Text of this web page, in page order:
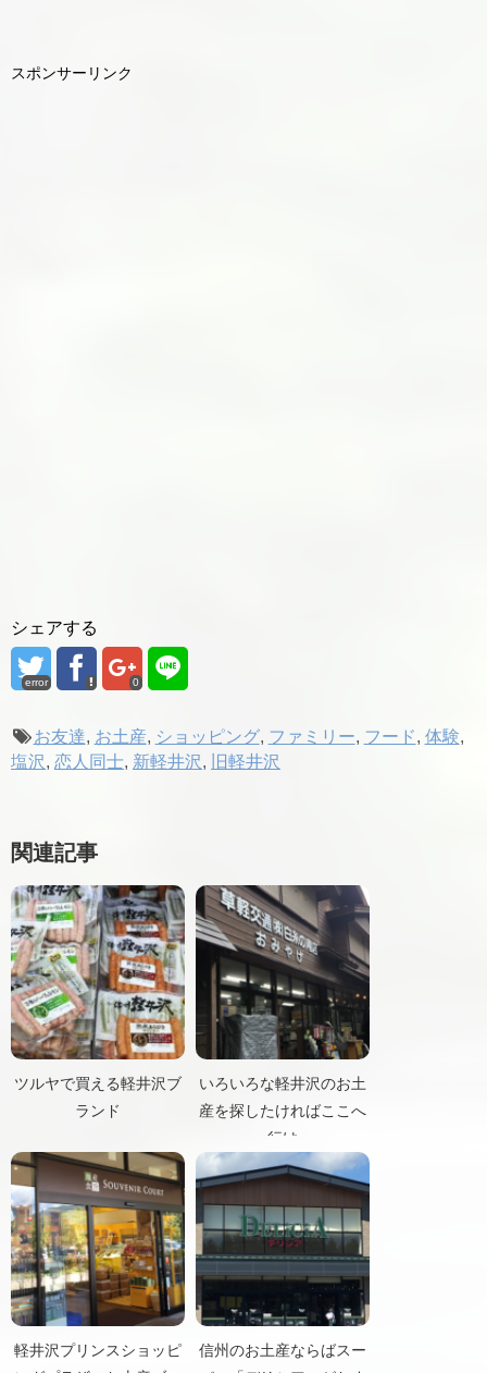
スポンサーリンク
シェアする
error 0
お友達, お土産, ショッピング, ファミリー, フード, 体験,
塩沢, 恋人同士, 新軽井沢, 旧軽井沢
関連記事
ツルヤで買える軽井沢ブ
ランド
いろいろな軽井沢のお土
産を探したければここへ
行け
軽井沢プリンスショッピ
信州のお土産ならばスー